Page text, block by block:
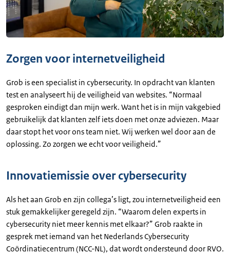
Zorgen voor internetveiligheid
Grob is een specialist in cybersecurity. In opdracht van klanten
test en analyseert hij de veiligheid van websites. “Normaal
gesproken eindigt dan mijn werk. Want het is in mijn vakgebied
gebruikelijk dat klanten zelf iets doen met onze adviezen. Maar
daar stopt het voor ons team niet. Wij werken wel door aan de
oplossing. Zo zorgen we echt voor veiligheid.”
Innovatiemissie over cybersecurity
Als het aan Grob en zijn collega’s ligt, zou internetveiligheid een
stuk gemakkelijker geregeld zijn. “Waarom delen experts in
cybersecurity niet meer kennis met elkaar?” Grob raakte in
gesprek met iemand van het Nederlands Cybersecurity
Coördinatiecentrum (NCC-NL), dat wordt ondersteund door RVO.